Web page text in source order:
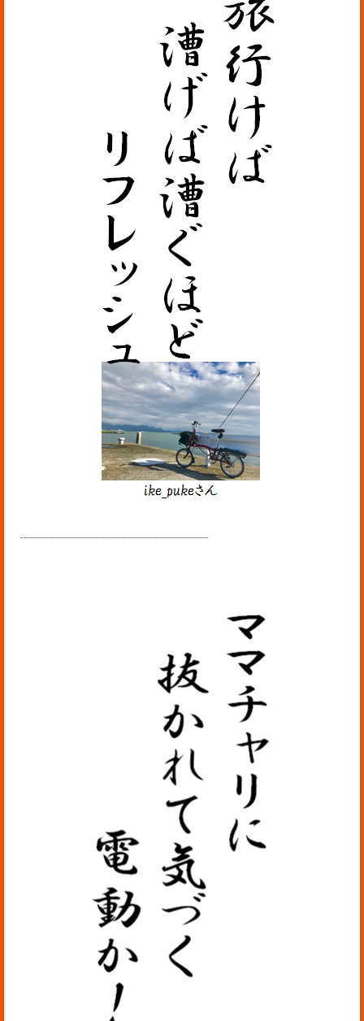
----------------------------------------------------------